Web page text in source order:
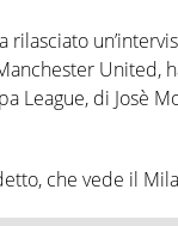
United,
League, di Josè
che vede il